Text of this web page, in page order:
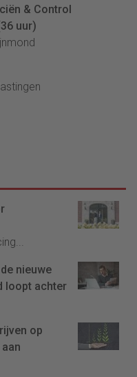
& Control
uur)
nieuwe
loopt achter
op